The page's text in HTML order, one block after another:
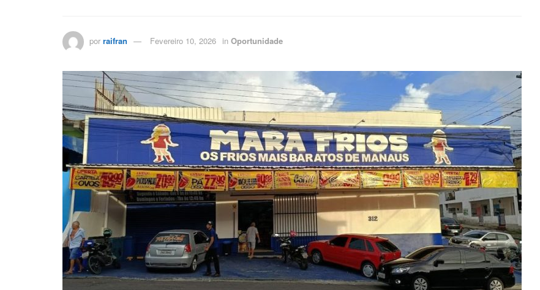
por raifran Fevereiro 10, 2026 in Oportunidade